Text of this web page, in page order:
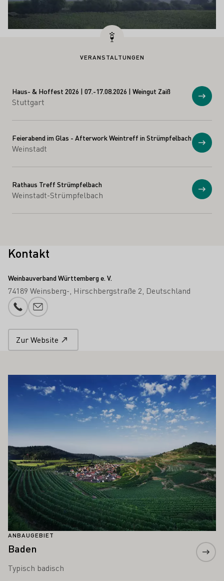
VERANSTALTUNGEN
Haus- & Hoffest 2026 | 07.-17.08.2026 | Weingut Zaiß
Stuttgart
Feierabend im Glas - Afterwork Weintreff in Strümpfelbach
Weinstadt
Rathaus Treff Strümpfelbach
Weinstadt-Strümpfelbach
Kontakt
Weinbauverband Württemberg e. V.
74189 Weinsberg- Hirschbergstraße 2 Deutschland
Telefonnummer
E-Mail-Adresse
Zur Website
INTERESSIEREN
ANBAUGEBIET
Baden
Typisch badisch
Mehr erfahren